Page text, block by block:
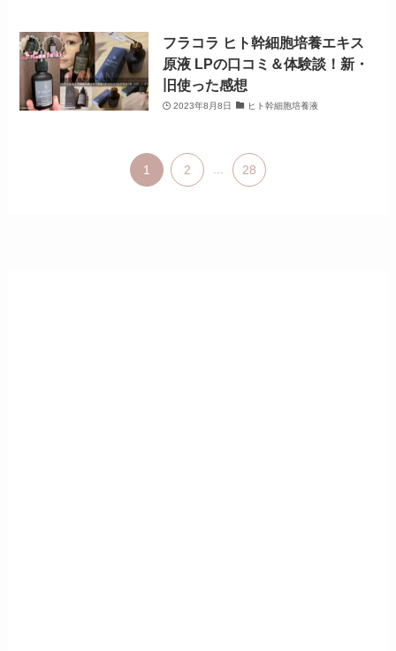
フラコラ ヒト幹細胞培養エキス
原液 LPの口コミ＆体験談！新・
旧使った感想
2023年8月8日 ヒト幹細胞培養液
1 2 ... 28